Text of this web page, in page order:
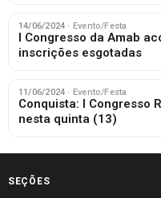
14/06/2024 · Evento/Festa
I Congresso da Amab
inscrições esgotadas
11/06/2024 · Evento/Festa
Conquista: I Congresso
nesta quinta (13)
SEÇÕES